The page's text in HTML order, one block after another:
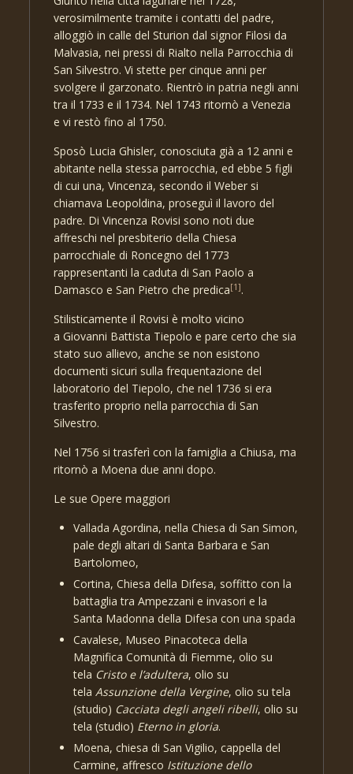
verosimilmente tramite i contatti del padre,
alloggiò in calle del Sturion dal signor Filosi da
Malvasia, nei pressi di Rialto nella Parrocchia di
San Silvestro. Vi stette per cinque anni per
svolgere il garzonato. Rientrò in patria negli anni
tra il 1733 e il 1734. Nel 1743 ritornò a Venezia
e vi restò fino al 1750.
Sposò Lucia Ghisler, conosciuta già a 12 anni e
abitante nella stessa parrocchia, ed ebbe 5 figli
di cui una, Vincenza, secondo il Weber si
chiamava Leopoldina, proseguì il lavoro del
padre. Di Vincenza Rovisi sono noti due
affreschi nel presbiterio della Chiesa
parrocchiale di Roncegno del 1773
rappresentanti la caduta di San Paolo a
Damasco e San Pietro che predica[1].
Stilisticamente il Rovisi è molto vicino
a Giovanni Battista Tiepolo e pare certo che sia
stato suo allievo, anche se non esistono
documenti sicuri sulla frequentazione del
laboratorio del Tiepolo, che nel 1736 si era
trasferito proprio nella parrocchia di San
Silvestro.
Nel 1756 si trasferì con la famiglia a Chiusa, ma
ritornò a Moena due anni dopo.
Le sue Opere maggiori
Vallada Agordina, nella Chiesa di San Simon,
pale degli altari di Santa Barbara e San
Bartolomeo,
Cortina, Chiesa della Difesa, soffitto con la
battaglia tra Ampezzani e invasori e la
Santa Madonna della Difesa con una spada
Cavalese, Museo Pinacoteca della
Magnifica Comunità di Fiemme, olio su
tela Cristo e l’adultera, olio su
telaAssunzione della Vergine, olio su tela
(studio) Cacciata degli angeli ribelli, olio su
tela (studio) Eterno in gloria.
Moena, chiesa di San Vigilio, cappella del
Carmine, affresco Istituzione dello